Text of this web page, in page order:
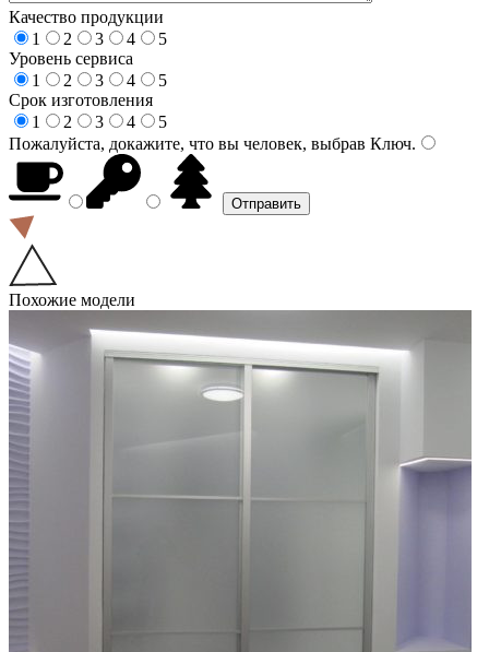
Качество продукции
1
2 3 4
5
Уровень сервиса
1
2 3 4
5
Срок изготовления
1
2 3 4
5
Пожалуйста, докажите, что вы человек, выбрав Ключ.
Похожие модели